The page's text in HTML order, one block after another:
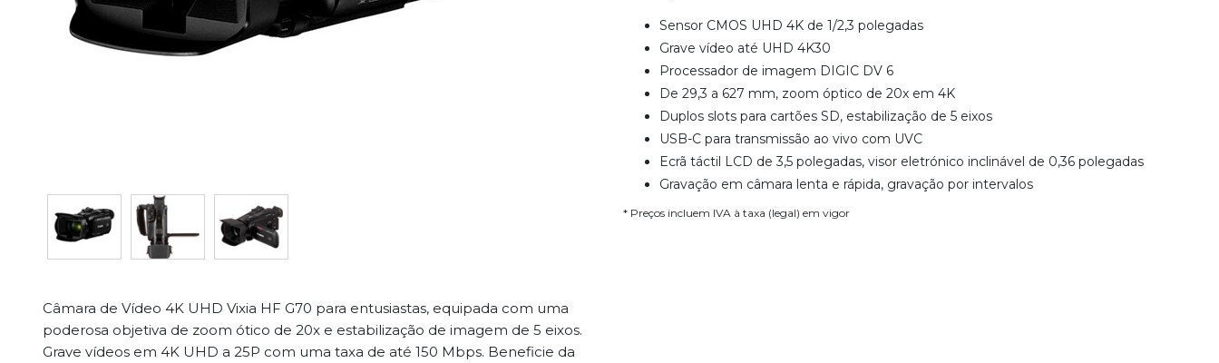
Câmara de Vídeo 4K UHD Vixia HF G70 para entusiastas, equipada com uma
poderosa objetiva de zoom ótico de 20x e estabilização de imagem de 5 eixos.
Grave vídeos em 4K UHD a 25P com uma taxa de até 150 Mbps. Beneficie da
Sensor CMOS UHD 4K de 1/2,3 polegadas
Grave vídeo até UHD 4K30
Processador de imagem DIGIC DV 6
De 29,3 a 627 mm, zoom óptico de 20x em 4K
Duplos slots para cartões SD, estabilização de 5 eixos
USB-C para transmissão ao vivo com UVC
Ecrã táctil LCD de 3,5 polegadas, visor eletrónico inclinável de 0,36 polegadas
Gravação em câmara lenta e rápida, gravação por intervalos
* Preços incluem IVA à taxa (legal) em vigor